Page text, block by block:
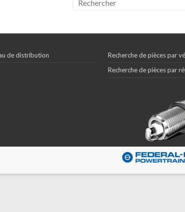
de distribution
Recherche de pièces par
Recherche de pièces par